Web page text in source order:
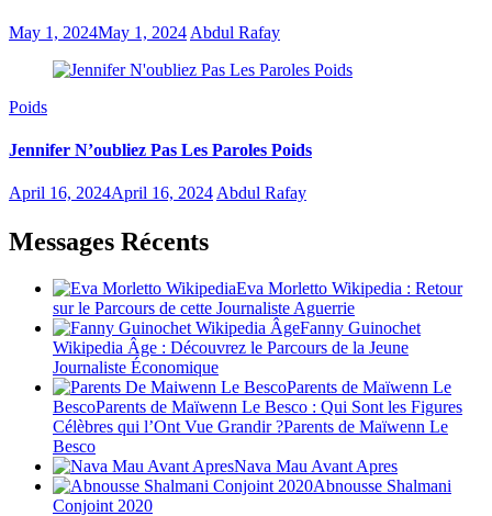
May 1, 2024May 1, 2024 Abdul Rafay
Poids
Jennifer N’oubliez Pas Les Paroles Poids
April 16, 2024April 16, 2024 Abdul Rafay
Messages Récents
Eva Morletto Wikipedia : Retour
sur le Parcours de cette Journaliste Aguerrie
Fanny Guinochet
Wikipedia Âge : Découvrez le Parcours de la Jeune
Journaliste Économique
Parents de Maïwenn Le
BescoParents de Maïwenn Le Besco : Qui Sont les Figures
Célèbres qui l’Ont Vue Grandir ?Parents de Maïwenn Le
Besco
Nava Mau Avant Apres
Abnousse Shalmani
Conjoint 2020